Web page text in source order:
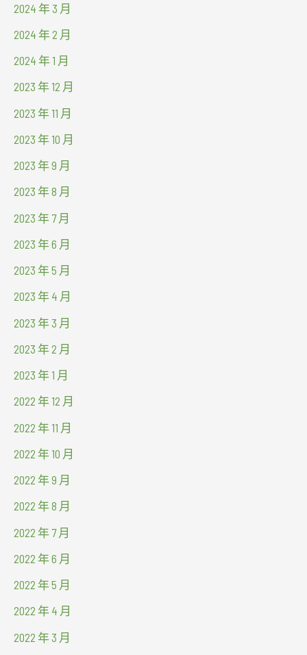
2024 年 3 月
2024 年 2 月
2024 年 1 月
2023 年 12 月
2023 年 11 月
2023 年 10 月
2023 年 9 月
2023 年 8 月
2023 年 7 月
2023 年 6 月
2023 年 5 月
2023 年 4 月
2023 年 3 月
2023 年 2 月
2023 年 1 月
2022 年 12 月
2022 年 11 月
2022 年 10 月
2022 年 9 月
2022 年 8 月
2022 年 7 月
2022 年 6 月
2022 年 5 月
2022 年 4 月
2022 年 3 月